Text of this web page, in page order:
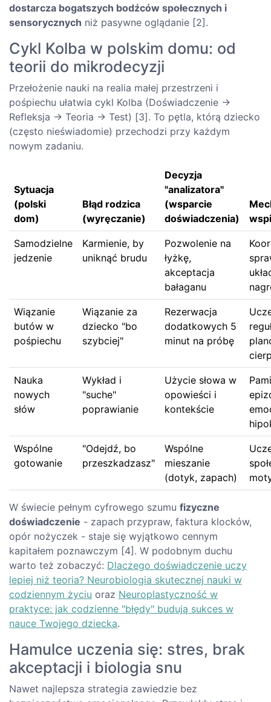
dostarcza bogatszych bodźców społecznych i
sensorycznych niż pasywne oglądanie [2].
Cykl Kolba w polskim domu: od
teorii do mikrodecyzji
Przełożenie nauki na realia małej przestrzeni i
pośpiechu ułatwia cykl Kolba (Doświadczenie →
Refleksja → Teoria → Test) [3]. To pętla, którą dziecko
(często nieświadomie) przechodzi przy każdym
nowym zadaniu.
Sytuacja
(polski
dom)
Błąd rodzica
(wyręczanie)
Decyzja
"analizatora"
(wsparcie
doświadczenia)
Samodzielne
jedzenie
Karmienie, by
uniknąć brudu
Pozwolenie na
łyżkę,
akceptacja
bałaganu
Wiązanie
butów w
pośpiechu
Wiązanie za
dziecko "bo
szybciej"
Rezerwacja
dodatkowych 5
minut na próbę
Nauka
nowych
słów
Wykład i
"suche"
poprawianie
Użycie słowa w
opowieści i
kontekście
Wspólne
gotowanie
"Odejdź, bo
przeszkadzasz"
Wspólne
mieszanie
(dotyk, zapach)
W świecie pełnym cyfrowego szumu fizyczne
doświadczenie - zapach przypraw, faktura klocków,
opór nożyczek - staje się wyjątkowo cennym
kapitałem poznawczym [4]. W podobnym duchu
warto też zobaczyć: Dlaczego doświadczenie uczy
lepiej niż teoria? Neurobiologia skutecznej nauki w
codziennym życiu oraz Neuroplastyczność w
praktyce: jak codzienne "błędy" budują sukces w
nauce Twojego dziecka.
Hamulce uczenia się: stres, brak
akceptacji i biologia snu
Nawet najlepsza strategia zawiedzie bez